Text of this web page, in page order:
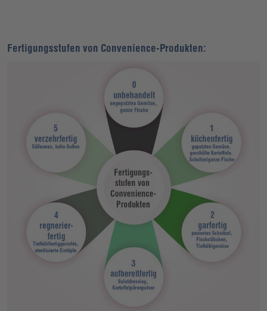
Fertigungsstufen von Convenience-Produkten: